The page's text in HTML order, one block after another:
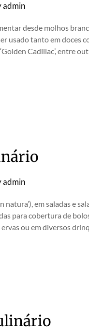
admin
desde molhos
usado tanto em doces
Cadillac’, entre
admin
em saladas e
para cobertura de
ou em diversos